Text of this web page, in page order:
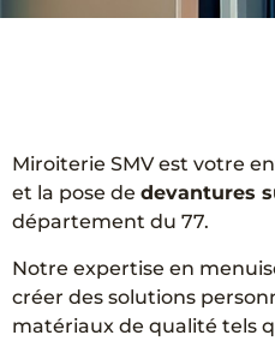
Miroiterie SMV est votre
et la pose de devantures
département du 77.
Notre expertise en
créer des solutions
matériaux de qualité tels